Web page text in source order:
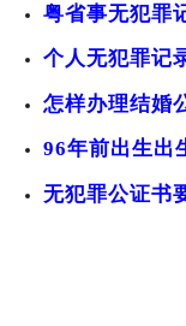
粤省事无犯罪
个人无犯罪记
怎样办理结婚
96年前出生出
无犯罪公证书